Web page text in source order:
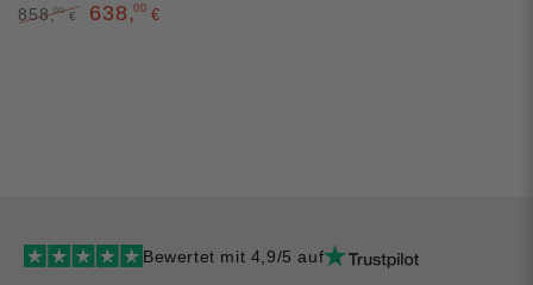
858,00 € 638,00 €
Bewertet mit 4,9/5 auf